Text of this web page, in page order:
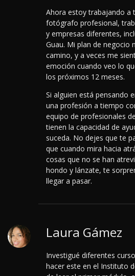
Ahora estoy trabajando
fotógrafo profesional,
y empresas diferentes,
Guau. Mi plan de negocio
camino, y a veces me
emoción cuando veo lo
los próximos 12 meses.
Si alguien está pensando
una profesión a tiempo
equipo de profesionales
tienen la capacidad de
suceda. No dejes que te
que cuando mira hacia
cosas que no se han
hondo y lánzate, te
llegar a pasar.
Laura Gámez
Investigué diferentes
hacer este en el Instituto